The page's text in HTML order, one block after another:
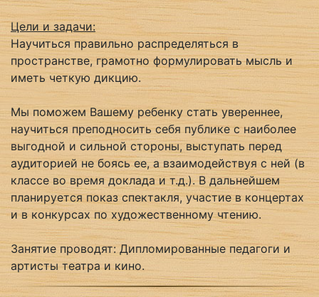
Цели и задачи:
Научиться правильно распределяться в
пространстве, грамотно формулировать мысль и
иметь четкую дикцию.
Мы поможем Вашему ребенку стать увереннее,
научиться преподносить себя публике с наиболее
выгодной и сильной стороны, выступать перед
аудиторией не боясь ее, а взаимодействуя с ней (в
классе во время доклада и т.д.). В дальнейшем
планируется показ спектакля, участие в концертах
и в конкурсах по художественному чтению.
Занятие проводят: Дипломированные педагоги и
артисты театра и кино.